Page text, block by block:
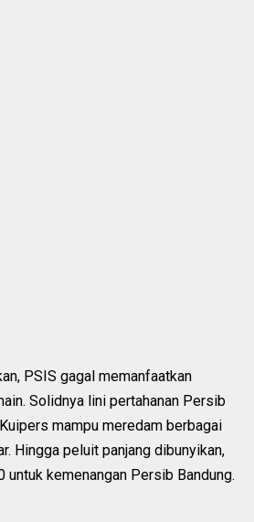
PSIS gagal memanfaatkan
Solidnya lini pertahanan Persib
mampu meredam berbagai
Hingga peluit panjang dibunyikan,
untuk kemenangan Persib Bandung.